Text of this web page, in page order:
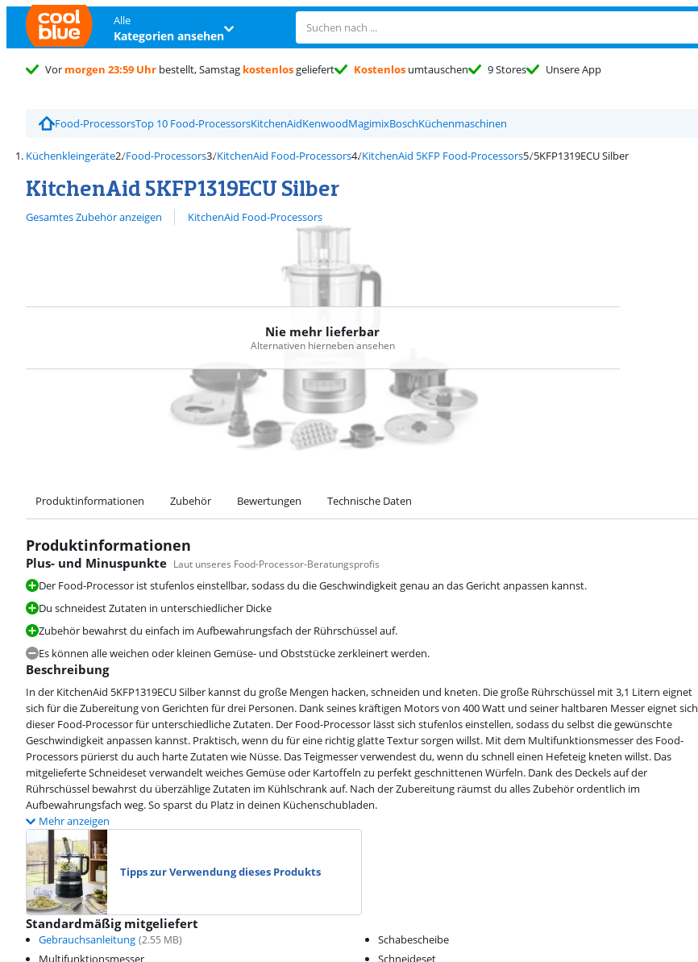
Alle
Kategorien ansehen
Vor morgen 23:59 Uhr bestellt, Samstag kostenlosgeliefert Kostenlos umtauschen 9 Stores
Unsere App
Food-ProcessorsTop 10 Food-ProcessorsKitchenAidKenwoodMagimixBoschKüchenmaschinen
Küchenkleingeräte Food-Processors KitchenAid Food-Processors KitchenAid 5KFP Food-Processors 5KFP1319ECU Silber
KitchenAid 5KFP1319ECU Silber
Gesamtes Zubehör anzeigen
Alle ansehen KitchenAid Food-Processors
Nie mehr lieferbar
Alternativen hierneben ansehen
Produktinformationen Zubehör Bewertungen Technische Daten
Produktinformationen
Plus- und Minuspunkte Laut unseres Food-Processor-Beratungsprofis
Der Food-Processor ist stufenlos einstellbar, sodass du die Geschwindigkeit genau an das Gericht anpassen kannst.
Du schneidest Zutaten in unterschiedlicher Dicke
Zubehör bewahrst du einfach im Aufbewahrungsfach der Rührschüssel auf.
Es können alle weichen oder kleinen Gemüse- und Obststücke zerkleinert werden.
Beschreibung
In der KitchenAid 5KFP1319ECU Silber kannst du große Mengen hacken, schneiden und kneten. Die große Rührschüssel mit 3,1 Litern eignet
sich für die Zubereitung von Gerichten für drei Personen. Dank seines kräftigen Motors von 400 Watt und seiner haltbaren Messer eignet sich
dieser Food-Processor für unterschiedliche Zutaten. Der Food-Processor lässt sich stufenlos einstellen, sodass du selbst die gewünschte
Geschwindigkeit anpassen kannst. Praktisch, wenn du für eine richtig glatte Textur sorgen willst. Mit dem Multifunktionsmesser des Food-
Processors pürierst du auch harte Zutaten wie Nüsse. Das Teigmesser verwendest du, wenn du schnell einen Hefeteig kneten willst. Das
mitgelieferte Schneideset verwandelt weiches Gemüse oder Kartoffeln zu perfekt geschnittenen Würfeln. Dank des Deckels auf der
Rührschüssel bewahrst du überzählige Zutaten im Kühlschrank auf. Nach der Zubereitung räumst du alles Zubehör ordentlich im
Aufbewahrungsfach weg. So sparst du Platz in deinen Küchenschubladen.
Mehr anzeigen
Tipps zur Verwendung dieses Produkts
Standardmäßig mitgeliefert
Gebrauchsanleitung (2.55 MB)
Multifunktionsmesser
Schabescheibe
Schneideset